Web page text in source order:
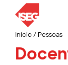
Início/ Pessoas